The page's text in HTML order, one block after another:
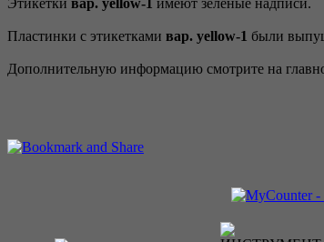
Этикетки вар. yellow-1 имеют зелёные надписи.
Пластинки с этикетками вар. yellow-1 были
Дополнительную информацию смотрите на